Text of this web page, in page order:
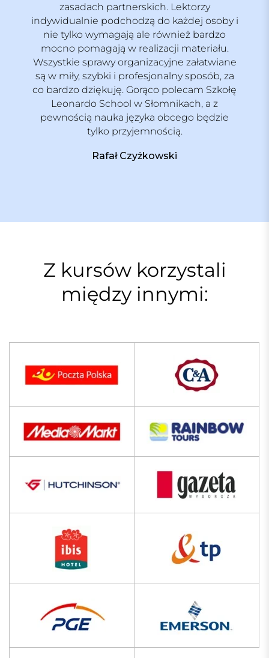
zasadach partnerskich. Lektorzy
indywidualnie podchodzą do każdej osoby i
nie tylko wymagają ale również bardzo
mocno pomagają w realizacji materiału.
Wszystkie sprawy organizacyjne załatwiane
są w miły, szybki i profesjonalny sposób, za
co bardzo dziękuję. Gorąco polecam Szkołę
Leonardo School w Słomnikach, a z
pewnością nauka języka obcego będzie
tylko przyjemnością.
Rafał Czyżkowski
Z kursów korzystali
między innymi: